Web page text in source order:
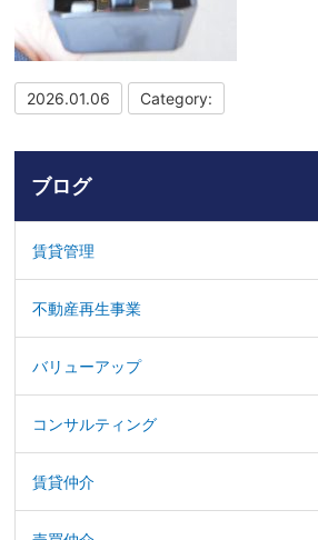
2026.01.06 Category:
ブログ
賃貸管理
不動産再生事業
バリューアップ
コンサルティング
賃貸仲介